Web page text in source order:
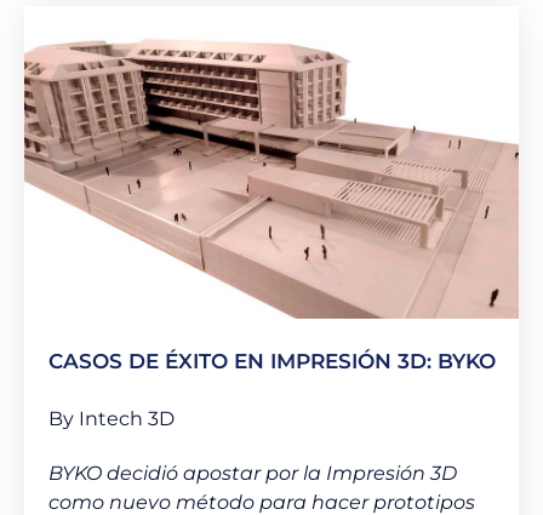
CASOS DE ÉXITO EN IMPRESIÓN 3D: BYKO
By Intech 3D
BYKO decidió apostar por la Impresión 3D
como nuevo método para hacer prototipos